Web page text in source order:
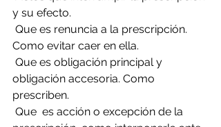
y su efecto.
Como evitar caer en ella.
obligación accesoria. Como
prescriben.